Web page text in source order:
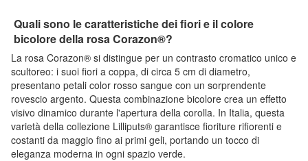
Quali sono le caratteristiche dei fiori e il colore
bicolore della rosa Corazon®?
La rosa Corazon® si distingue per un contrasto cromatico unico e
scultoreo: i suoi fiori a coppa, di circa 5 cm di diametro,
presentano petali color rosso sangue con un sorprendente
rovescio argento. Questa combinazione bicolore crea un effetto
visivo dinamico durante l'apertura della corolla. In Italia, questa
varietà della collezione Lilliputs® garantisce fioriture rifiorenti e
costanti da maggio fino ai primi geli, portando un tocco di
eleganza moderna in ogni spazio verde.